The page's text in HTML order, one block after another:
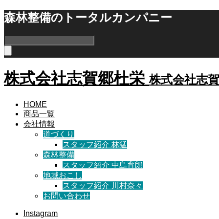
森林整備のトータルカンパニー
株式会社志賀郷杜栄 株式会社志
HOME
商品一覧
会社情報
道づくり
スタッフ紹介 林猛
森林整備
スタッフ紹介 中島育郎
地域おこし
スタッフ紹介 川村奈々
お問い合わせ
Instagram